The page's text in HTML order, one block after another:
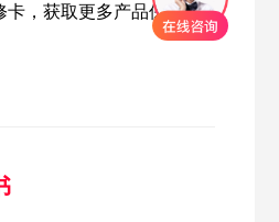
卡，获取更多产品保障。